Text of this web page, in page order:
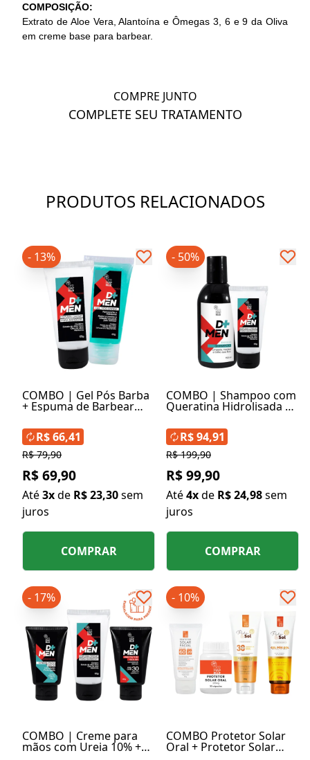
COMPOSIÇÃO:
Extrato de Aloe Vera, Alantoína e Ômegas 3, 6 e 9 da Oliva
em creme base para barbear.
COMPRE JUNTO
COMPLETE SEU TRATAMENTO
PRODUTOS RELACIONADOS
COMBO | Gel Pós Barba
+ Espuma de Barbear
Vera
- 13%
R$ 79,90
R$ 69,90
Até3xde R$ 23,30sem
juros
R$ 66,41
COMPRAR
COMBO | Shampoo com
Queratina Hidrolisada +
Extrato de Aloe e Vera
- 50%
R$ 199,90
R$ 99,90
Até4xde R$ 24,98sem
juros
R$ 94,91
COMPRAR
COMBO | Creme para
mãos com Ureia 10% +
- 17%
COMBO Protetor Solar
Oral + Protetor Solar
- 10%